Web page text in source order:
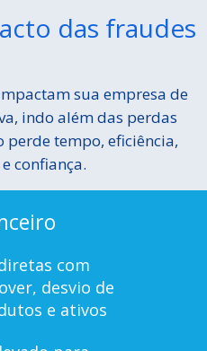
das fraudes
sua empresa de
indo além das perdas
perde tempo, eficiência,
confiança.
com
desvio de
e ativos